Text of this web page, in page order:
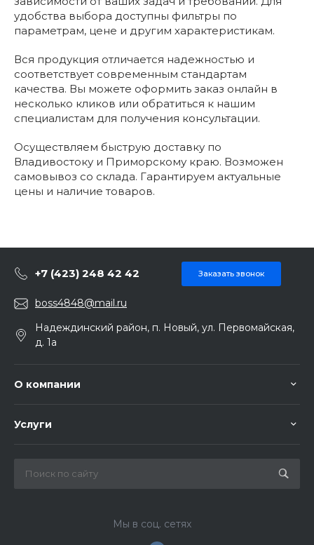
удобства выбора доступны фильтры по
параметрам, цене и другим характеристикам.
Вся продукция отличается надежностью и
соответствует современным стандартам
качества. Вы можете оформить заказ онлайн в
несколько кликов или обратиться к нашим
специалистам для получения консультации.
Осуществляем быструю доставку по
Владивостоку и Приморскому краю. Возможен
самовывоз со склада. Гарантируем актуальные
цены и наличие товаров.
+7 (423) 248 42 42 Заказать звонок
boss4848@mail.ru
Надеждинский район, п. Новый, ул. Первомайская,
д. 1а
О компании
Услуги
Мы в соц. сетях